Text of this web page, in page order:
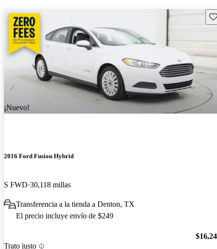
¡Nuevo!
2016 Ford Fusion Hybrid
S FWD 30,118 millas
Transferencia a la tienda a Denton, TX
El precio incluye envío de $249
Trato justo